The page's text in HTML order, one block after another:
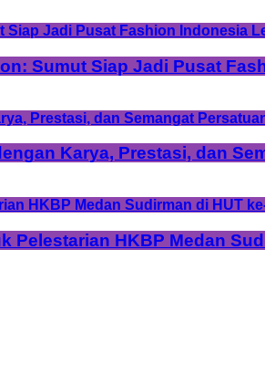
Sumut Siap Jadi Pusat
Karya, Prestasi, dan
HKBP Medan